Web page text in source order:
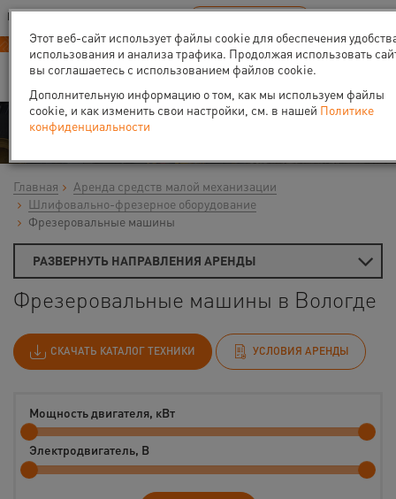
Ваш город:Вологда
В Вашем регионе нет наших офисов
Новый прайс-лист с 01.02.2025
RU EN
Аренда
Главная
Аренда средств малой механизации
Шлифовально-фрезерное оборудование
Фрезеровальные машины
РАЗВЕРНУТЬ НАПРАВЛЕНИЯ АРЕНДЫ
Фрезеровальные машины в Вологде
СКАЧАТЬ КАТАЛОГ ТЕХНИКИ УСЛОВИЯ АРЕНДЫ
Мощность двигателя, кВт
Электродвигатель, В
Этот веб-сайт использует файлы cookie для обеспечения
использования и анализа трафика. Продолжая использовать
вы соглашаетесь с использованием файлов cookie.
Дополнительную информацию о том, как мы используем файлы
cookie, и как изменить свои настройки, см. в нашей Политике
конфиденциальности